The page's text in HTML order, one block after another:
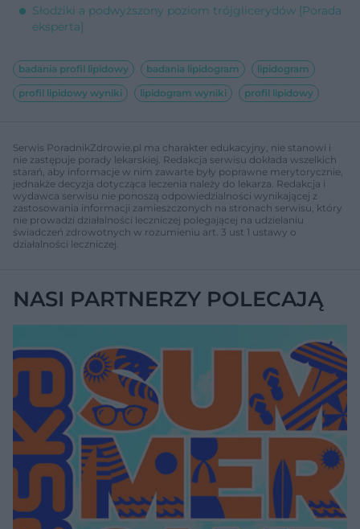
Słodziki a podwyższony poziom trójglicerydów [Porada
eksperta]
badania profil lipidowy badania lipidogram
lipidogram
profil lipidowy wyniki
lipidogram wyniki profil lipidowy
Serwis PoradnikZdrowie.pl ma charakter edukacyjny, nie stanowi i
nie zastępuje porady lekarskiej. Redakcja serwisu dokłada wszelkich
starań, aby informacje w nim zawarte były poprawne merytorycznie,
jednakże decyzja dotycząca leczenia należy do lekarza. Redakcja i
wydawca serwisu nie ponoszą odpowiedzialności wynikającej z
zastosowania informacji zamieszczonych na stronach serwisu, który
nie prowadzi działalności leczniczej polegającej na udzielaniu
świadczeń zdrowotnych w rozumieniu art. 3 ust 1 ustawy o
działalności leczniczej.
NASI PARTNERZY POLECAJĄ